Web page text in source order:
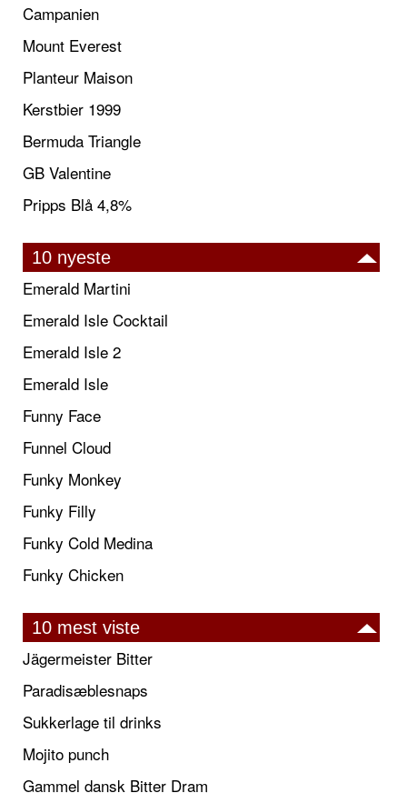
Campanien
Mount Everest
Planteur Maison
Kerstbier 1999
Bermuda Triangle
GB Valentine
Pripps Blå 4,8%
10 nyeste
Emerald Martini
Emerald Isle Cocktail
Emerald Isle 2
Emerald Isle
Funny Face
Funnel Cloud
Funky Monkey
Funky Filly
Funky Cold Medina
Funky Chicken
10 mest viste
Jägermeister Bitter
Paradisæblesnaps
Sukkerlage til drinks
Mojito punch
Gammel dansk Bitter Dram